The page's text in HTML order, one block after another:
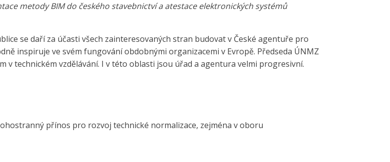
metody BIM do českého stavebnictví a atestace elektronických systémů
se daří za účasti všech zainteresovaných stran budovat v České agentuře pro
inspiruje ve svém fungování obdobnými organizacemi v Evropě. Předseda ÚNMZ
technickém vzdělávání. I v této oblasti jsou úřad a agentura velmi progresivní.
přínos pro rozvoj technické normalizace, zejména v oboru